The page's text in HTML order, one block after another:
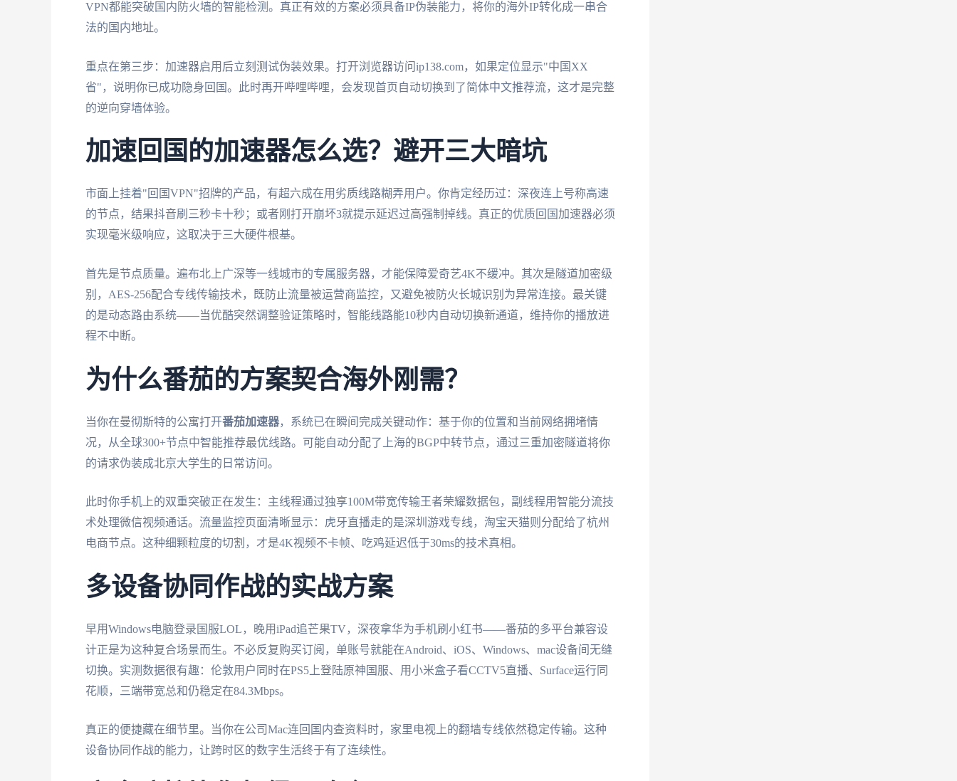
VPN都能突破国内防火墙的智能检测。真正有效的方案必须具备IP伪装能力，将你的海外IP转化成一串合
法的国内地址。
重点在第三步：加速器启用后立刻测试伪装效果。打开浏览器访问ip138.com，如果定位显示"中国XX
省"，说明你已成功隐身回国。此时再开哔哩哔哩，会发现首页自动切换到了简体中文推荐流，这才是完整
的逆向穿墙体验。
加速回国的加速器怎么选？避开三大暗坑
市面上挂着"回国VPN"招牌的产品，有超六成在用劣质线路糊弄用户。你肯定经历过：深夜连上号称高速
的节点，结果抖音刷三秒卡十秒；或者刚打开崩坏3就提示延迟过高强制掉线。真正的优质回国加速器必须
实现毫米级响应，这取决于三大硬件根基。
首先是节点质量。遍布北上广深等一线城市的专属服务器，才能保障爱奇艺4K不缓冲。其次是隧道加密级
别，AES-256配合专线传输技术，既防止流量被运营商监控，又避免被防火长城识别为异常连接。最关键
的是动态路由系统——当优酷突然调整验证策略时，智能线路能10秒内自动切换新通道，维持你的播放进
程不中断。
为什么番茄的方案契合海外刚需？
当你在曼彻斯特的公寓打开番茄加速器，系统已在瞬间完成关键动作：基于你的位置和当前网络拥堵情
况，从全球300+节点中智能推荐最优线路。可能自动分配了上海的BGP中转节点，通过三重加密隧道将你
的请求伪装成北京大学生的日常访问。
此时你手机上的双重突破正在发生：主线程通过独享100M带宽传输王者荣耀数据包，副线程用智能分流技
术处理微信视频通话。流量监控页面清晰显示：虎牙直播走的是深圳游戏专线，淘宝天猫则分配给了杭州
电商节点。这种细颗粒度的切割，才是4K视频不卡帧、吃鸡延迟低于30ms的技术真相。
多设备协同作战的实战方案
早用Windows电脑登录国服LOL，晚用iPad追芒果TV，深夜拿华为手机刷小红书——番茄的多平台兼容设
计正是为这种复合场景而生。不必反复购买订阅，单账号就能在Android、iOS、Windows、mac设备间无缝
切换。实测数据很有趣：伦敦用户同时在PS5上登陆原神国服、用小米盒子看CCTV5直播、Surface运行同
花顺，三端带宽总和仍稳定在84.3Mbps。
真正的便捷藏在细节里。当你在公司Mac连回国内查资料时，家里电视上的翻墙专线依然稳定传输。这种
设备协同作战的能力，让跨时区的数字生活终于有了连续性。